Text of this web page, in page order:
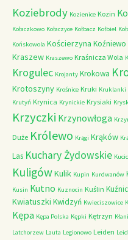
Koziebrody Kozienice Kozin
Kołaczkowo Kołaczyce Kołbacz Kołbiel
Końskowola Kościerzyna Koźniewo
Kraszew Kraszewo Kraśnicza Wola
Krogulec Krojanty Krokowa
Krotoszyny Krośnice Kruki Kruklanki
Krutyń Krynica Krynickie Krysiaki
Krzyczki Krzynowłoga
Duże Królewo Krągi Krąków
Las Kuchary Żydowskie
KuligówKulik Kupin Kurdwanów
Kusin Kutno Kuznocin Kuślin
Kwiatuszki Kwidzyń Kwieciszowice
Kępa Kępa Polska Kępki Kętrzyn
Latchorzew Lauta Legionowo Leiden